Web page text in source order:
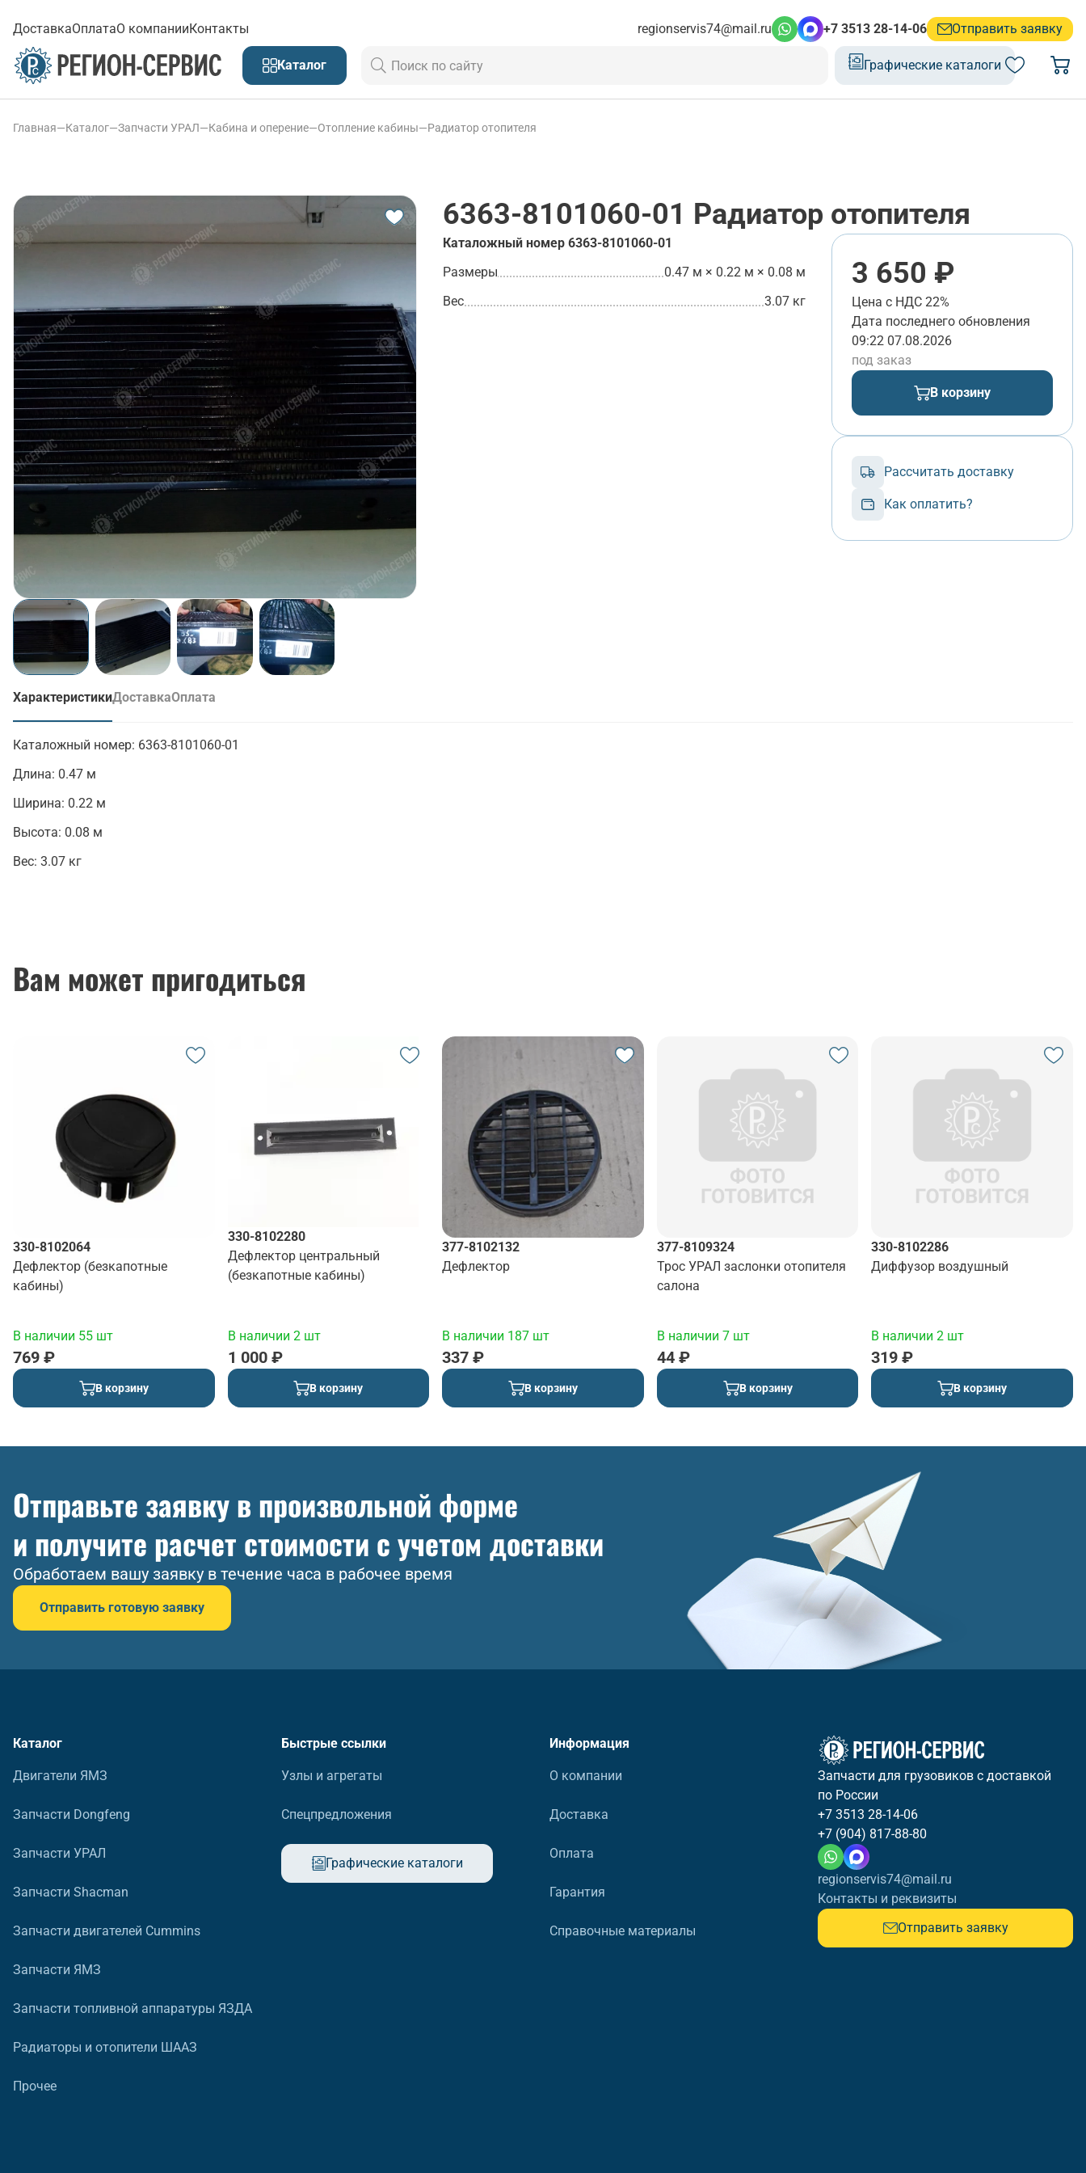
ДоставкаОплатаО компанииКонтакты regionservis74@mail.ru +7 3513 28-14-06 Отправить заявку
Каталог Графические каталоги
Главная—Каталог—Запчасти УРАЛ—Кабина и оперение—Отопление кабины—Радиатор отопителя
6363-8101060-01 Радиатор отопителя
Каталожный номер 6363-8101060-01
Размеры
0.47 м × 0.22 м × 0.08 м
Вес
3.07 кг
3 650 ₽
Цена с НДС 22%
Дата последнего обновления
09:22 07.08.2026
под заказ
В корзину
Рассчитать доставку
Как оплатить?
ХарактеристикиДоставкаОплата
Каталожный номер: 6363-8101060-01
Длина: 0.47 м
Ширина: 0.22 м
Высота: 0.08 м
Вес: 3.07 кг
Вам может пригодиться
330-8102064
Дефлектор (безкапотные
кабины)
В наличии 55 шт
769 ₽
В корзину
330-8102280
Дефлектор центральный
(безкапотные кабины)
В наличии 2 шт
1 000 ₽
В корзину
377-8102132
Дефлектор
В наличии 187 шт
337 ₽
В корзину
377-8109324
Трос УРАЛ заслонки отопителя
салона
В наличии 7 шт
44 ₽
В корзину
330-8102286
Диффузор воздушный
В наличии 2 шт
319 ₽
В корзину
Отправьте заявку в произвольной форме
и получите расчет стоимости с учетом доставки
Обработаем вашу заявку в течение часа в рабочее время
Отправить готовую заявку
Каталог
Двигатели ЯМЗ
Запчасти Dongfeng
Запчасти УРАЛ
Запчасти Shacman
Запчасти двигателей Cummins
Запчасти ЯМЗ
Запчасти топливной аппаратуры ЯЗДА
Радиаторы и отопители ШААЗ
Прочее
Быстрые ссылки
Узлы и агрегаты
Спецпредложения
Графические каталоги
Информация
О компании
Доставка
Оплата
Гарантия
Справочные материалы
Запчасти для грузовиков с доставкой
по России
+7 3513 28-14-06
+7 (904) 817-88-80
regionservis74@mail.ru
Контакты и реквизиты
Отправить заявку